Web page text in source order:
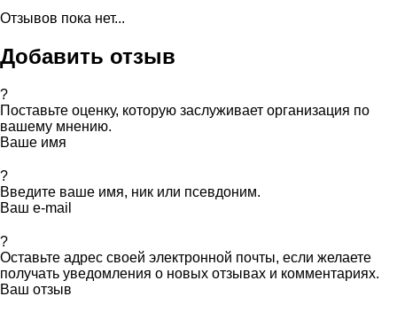
Отзывов пока нет...
Добавить отзыв
?
Поставьте оценку, которую заслуживает организация по
вашему мнению.
Ваше имя
?
Введите ваше имя, ник или псевдоним.
Ваш e-mail
?
Оставьте адрес своей электронной почты, если желаете
получать уведомления о новых отзывах и комментариях.
Ваш отзыв